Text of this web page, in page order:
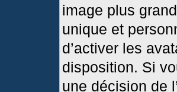
image plus
unique et
d’activer les
disposition. Si
une décision de